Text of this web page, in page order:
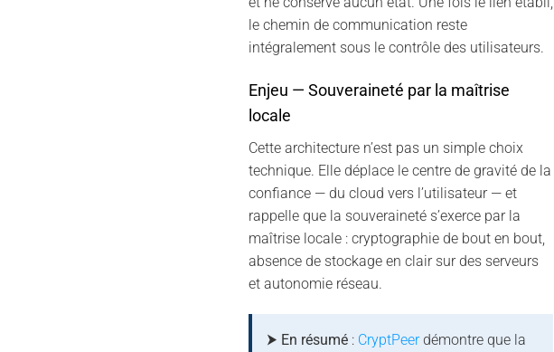
le chemin de communication reste
intégralement sous le contrôle des utilisateurs.
Enjeu — Souveraineté par la maîtrise
locale
Cette architecture n’est pas un simple choix
technique. Elle déplace le centre de gravité de la
confiance — du cloud vers l’utilisateur — et
rappelle que la souveraineté s’exerce par la
maîtrise locale : cryptographie de bout en bout,
absence de stockage en clair sur des serveurs
et autonomie réseau.
⮞ En résumé: CryptPeerdémontre que la